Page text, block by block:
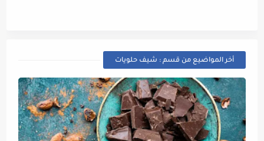
أخر المواضيع من قسم : شيف حلويات